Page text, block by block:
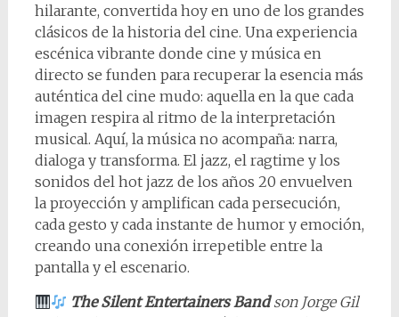
hilarante, convertida hoy en uno de los grandes
clásicos de la historia del cine. Una experiencia
escénica vibrante donde cine y música en
directo se funden para recuperar la esencia más
auténtica del cine mudo: aquella en la que cada
imagen respira al ritmo de la interpretación
musical. Aquí, la música no acompaña: narra,
dialoga y transforma. El jazz, el ragtime y los
sonidos del hot jazz de los años 20 envuelven
la proyección y amplifican cada persecución,
cada gesto y cada instante de humor y emoción,
creando una conexión irrepetible entre la
pantalla y el escenario.
The Silent Entertainers Bandson Jorge Gil